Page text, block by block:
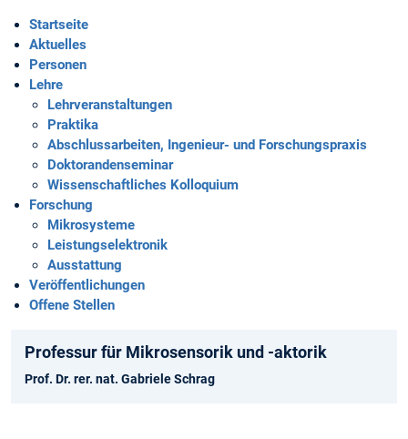
Startseite
Aktuelles
Personen
Lehre
Lehrveranstaltungen
Praktika
Abschlussarbeiten, Ingenieur- und Forschungspraxis
Doktorandenseminar
Wissenschaftliches Kolloquium
Forschung
Mikrosysteme
Leistungselektronik
Ausstattung
Veröffentlichungen
Offene Stellen
Professur für Mikrosensorik und -aktorik
Prof. Dr. rer. nat. Gabriele Schrag